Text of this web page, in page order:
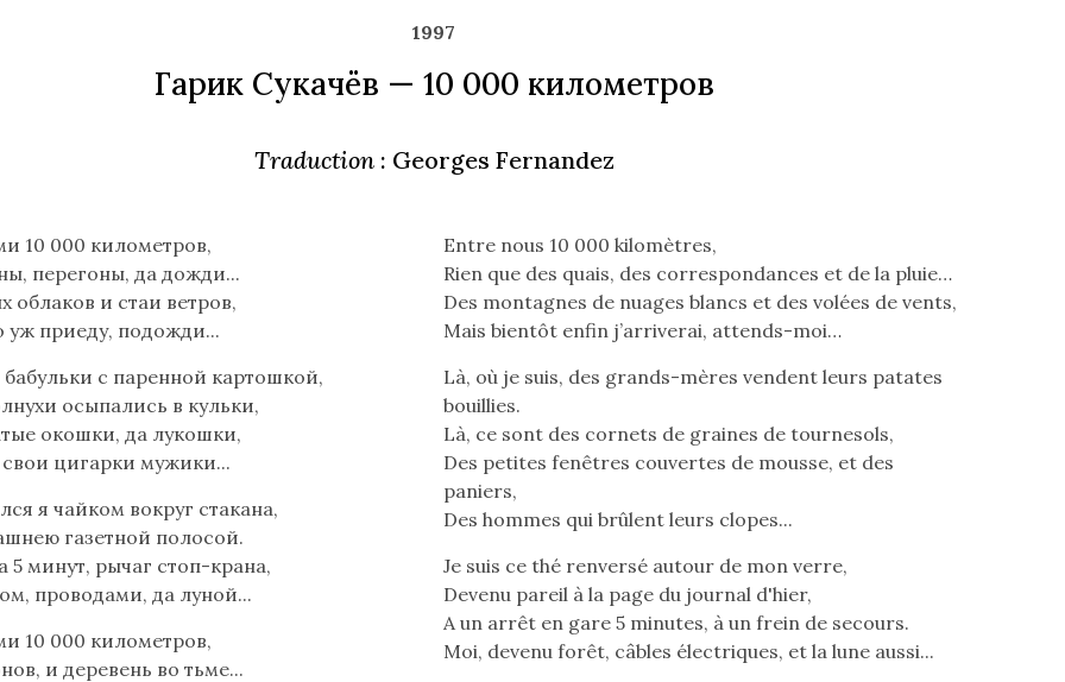
1997
Гарик Сукачёв — 10 000 километров
Traduction: Georges Fernandez
10 000 километров,
перегоны, да дожди...
облаков и стаи ветров,
уж приеду, подожди...
бабульки с паренной картошкой,
осыпались в кульки,
окошки, да лукошки,
цигарки мужики...
я чайком вокруг стакана,
газетной полосой.
5 минут, рычаг стоп-крана,
проводами, да луной...
10 000 километров,
и деревень во тьме...
Lire
le
poème
en
(flèche
bas)
Entre nous 10 000 kilomètres,
Rien que des quais, des correspondances et de la pluie…
Des montagnes de nuages blancs et des volées de vents,
Mais bientôt enfin j’arriverai, attends-moi…
Là, où je suis, des grands-mères vendent leurs patates
bouillies.
Là, ce sont des cornets de graines de tournesols,
Des petites fenêtres couvertes de mousse, et des
paniers,
Des hommes qui brûlent leurs clopes...
Je suis ce thé renversé autour de mon verre,
Devenu pareil à la page du journal d'hier,
A un arrêt en gare 5 minutes, à un frein de secours.
Moi, devenu forêt, câbles électriques, et la lune aussi...